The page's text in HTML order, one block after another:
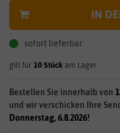
IN
sofort lieferbar
gilt für 10 Stück am Lager.
Bestellen Sie innerhalb von
und wir verschicken Ihre
Donnerstag, 6.8.2026!